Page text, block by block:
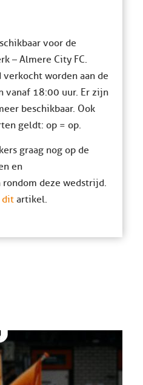
voor de
– Almere City FC.
worden aan de
vanaf 18:00 uur. Er zijn
beschikbaar. Ook
geldt: op = op.
graag nog op de
en
deze wedstrijd.
ditartikel.